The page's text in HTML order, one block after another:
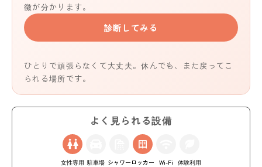
徴が分かります。
診断してみる
ひとりで頑張らなくて大丈夫。休んでも、また戻ってこ
られる場所です。
よく見られる設備
女性専用 駐車場 シャワー ロッカー Wi-Fi 体験利用